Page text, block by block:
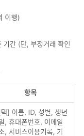
이행)
간 (단, 부정거래 확인
항목
] 이름, ID, 성별, 생년
, 휴대폰번호, 이메일
, 서비스이용기록, 기